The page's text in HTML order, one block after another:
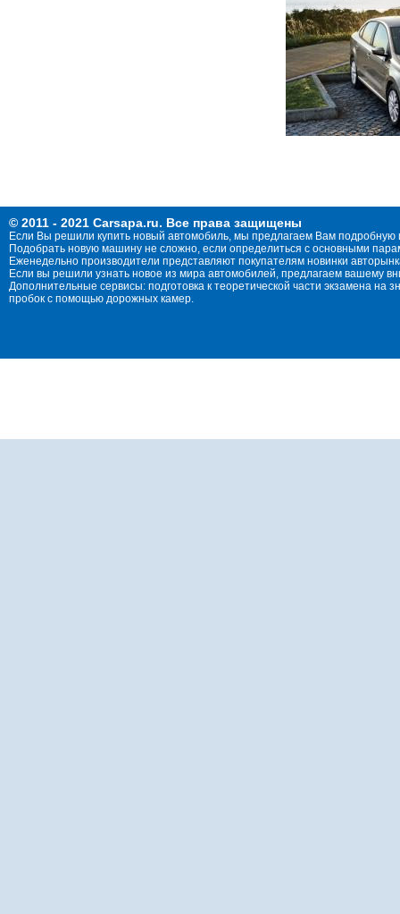
© 2011 - 2021 Carsapa.ru. Все права защищены
Если Вы решили купить новый автомобиль, мы предлагаем Вам
Подобрать новую машину не сложно, если определиться с основными
Еженедельно производители представляют покупателям новинки
Если вы решили узнать новое из мира автомобилей, предлагаем вашему
Дополнительные сервисы: подготовка к теоретической части экзамена
пробок с помощью дорожных камер.